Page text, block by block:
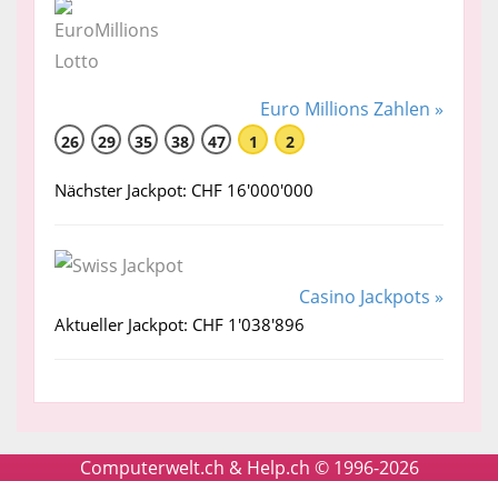
Euro Millions Zahlen »
26 29 35 38 47 1 2
Nächster Jackpot: CHF 16'000'000
Casino Jackpots »
Aktueller Jackpot: CHF 1'038'896
Computerwelt.ch & Help.ch © 1996-2026